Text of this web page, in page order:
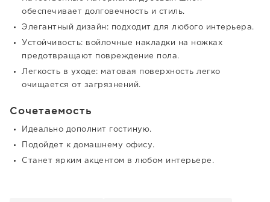
обеспечивает долговечность и стиль.
Элегантный дизайн: подходит для любого интерьера.
Устойчивость: войлочные накладки на ножках
предотвращают повреждение пола.
Легкость в уходе: матовая поверхность легко
очищается от загрязнений.
Сочетаемость
Идеально дополнит гостиную.
Подойдет к домашнему офису.
Станет ярким акцентом в любом интерьере.